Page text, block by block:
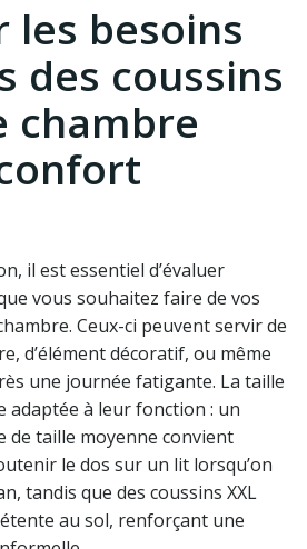
les besoins
des coussins
chambre
il est essentiel d’évaluer
vous souhaitez faire de vos
Ceux-ci peuvent servir de
d’élément décoratif, ou même
une journée fatigante. La taille
adaptée à leur fonction : un
de taille moyenne convient
le dos sur un lit lorsqu’on
tandis que des coussins XXL
au sol, renforçant une